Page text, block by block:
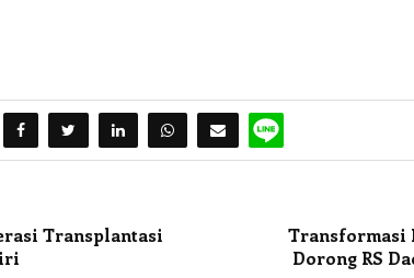
Transplantasi
Transformasi
Dorong RS